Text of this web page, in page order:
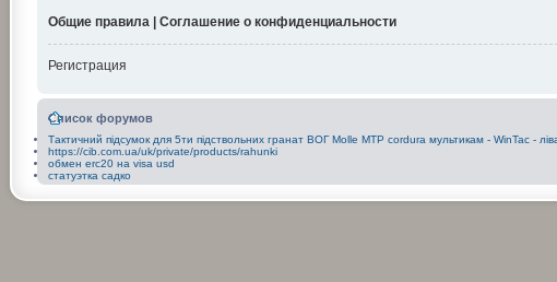
Общие правила | Соглашение о конфиденциальности
Регистрация
Список форумов
Тактичний підсумок для 5ти підствольних гранат ВОГ Molle MТР cordura мультикам - WinTac -
https://cib.com.ua/uk/private/products/rahunki
обмен erc20 на visa usd
статуэтка садко